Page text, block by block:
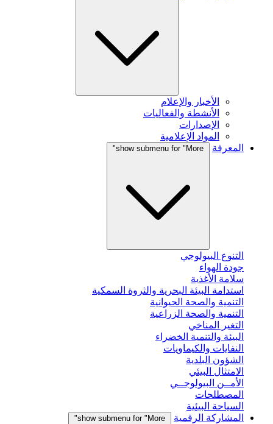
الأخبار والإعلام
الأنشطة والفعاليات
الإصدارات
المواد الإعلامية
المعرفة
show submenu for "More"
التنوع البيولوجي
جودة الهواء
سلامة الأغذية
استدامة البيئة البحرية والثروة السمكية
التنمية والصحة الحيوانية
التنمية والصحة الزراعية
التغير المناخي
البيئة والتنمية الخضراء
النفايات والكيماويات
الشؤون البلدية
الامتثال البيئي
الأمــن البيولوجــي
المصطلحات
السياحة البيئية
المشاركة الرقمية
show submenu for "More"